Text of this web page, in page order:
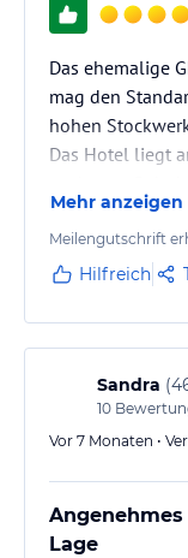
Das ehemalige
mag den
hohen
Das Hotel liegt
Mehr anzeigen
Meilengutschrift
Hilfreich
Sandra (
10
Vor 7 Monaten •
Lage